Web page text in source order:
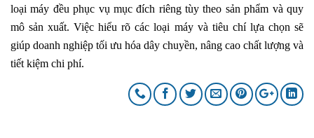
loại máy đều phục vụ mục đích riêng tùy theo sản phẩm và quy
mô sản xuất. Việc hiểu rõ các loại máy và tiêu chí lựa chọn sẽ
giúp doanh nghiệp tối ưu hóa dây chuyền, nâng cao chất lượng và
tiết kiệm chi phí.